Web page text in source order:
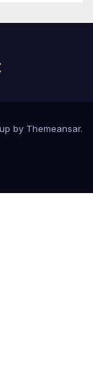
by Themeansar.